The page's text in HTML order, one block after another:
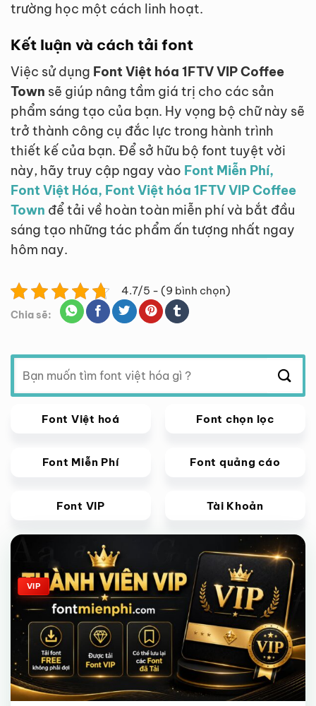
trường học một cách linh hoạt.
Kết luận và cách tải font
Việc sử dụng Font Việt hóa 1FTV VIP Coffee
Town sẽ giúp nâng tầm giá trị cho các sản
phẩm sáng tạo của bạn. Hy vọng bộ chữ này sẽ
trở thành công cụ đắc lực trong hành trình
thiết kế của bạn. Để sở hữu bộ font tuyệt vời
này, hãy truy cập ngay vào Font Miễn Phí,
Font Việt Hóa, Font Việt hóa 1FTV VIP Coffee
Town để tải về hoàn toàn miễn phí và bắt đầu
sáng tạo những tác phẩm ấn tượng nhất ngay
hôm nay.
4.7/5 - (9 bình chọn)
Chia sẽ:
Tìm
kiếm:
Font Việt hoá Font chọn lọc
Font Miễn Phí Font quảng cáo
Font VIP Tài Khoản
Giảm giá!
VIP